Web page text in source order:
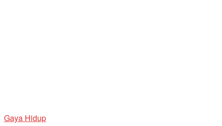
Gaya Hidup